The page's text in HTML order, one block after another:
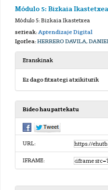
Módulo 5: Bizkaia Ikastetxea
Módulo 5: Bizkaia Ikastetxea
serieak:Aprendizaje Digital
Igorlea:HERRERO DAVILA,
Eranskinak
Ez dago fitxategi atxikiturik
Bideo hau partekatu
URL:
IFRAME: